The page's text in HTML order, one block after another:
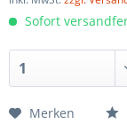
Sofort
Merken